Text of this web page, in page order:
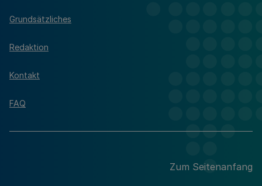
Grundsätzliches
Redaktion
Kontakt
FAQ
Zum Seitenanfang